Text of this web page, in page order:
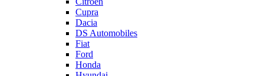
Cupra
Dacia
DS Automobiles
Fiat
Ford
Honda